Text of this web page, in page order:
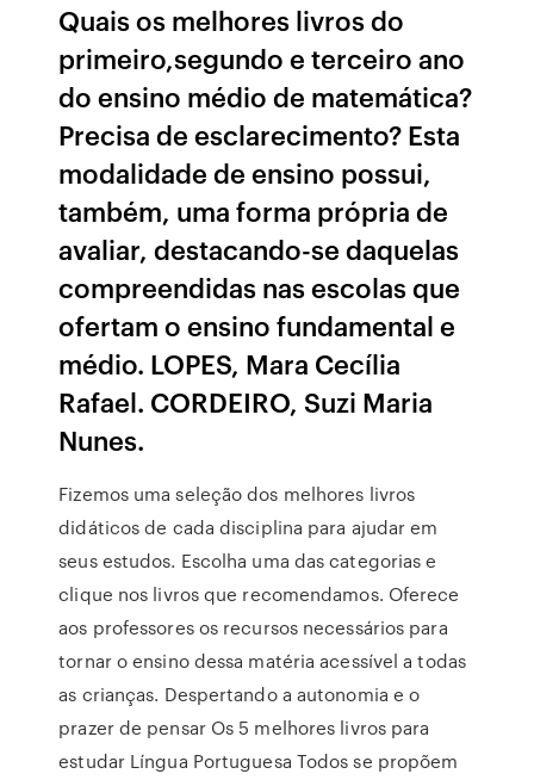
Quais os melhores livros do
primeiro,segundo e terceiro ano
do ensino médio de matemática?
Precisa de esclarecimento? Esta
modalidade de ensino possui,
também, uma forma própria de
avaliar, destacando-se daquelas
compreendidas nas escolas que
ofertam o ensino fundamental e
médio. LOPES, Mara Cecília
Rafael. CORDEIRO, Suzi Maria
Nunes.
Fizemos uma seleção dos melhores livros
didáticos de cada disciplina para ajudar em
seus estudos. Escolha uma das categorias e
clique nos livros que recomendamos. Oferece
aos professores os recursos necessários para
tornar o ensino dessa matéria acessível a todas
as crianças. Despertando a autonomia e o
prazer de pensar Os 5 melhores livros para
estudar Língua Portuguesa Todos se propõem